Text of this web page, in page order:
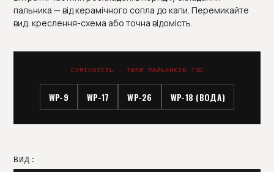
пальника — від керамічного сопла до капи. Перемикайте
вид: креслення-схема або точна відомість.
СУМІСНІСТЬ · ТИПИ ПАЛЬНИКІВ TIG
WP-9 WP-17 WP-26 WP-18 (ВОДА)
ВИД: